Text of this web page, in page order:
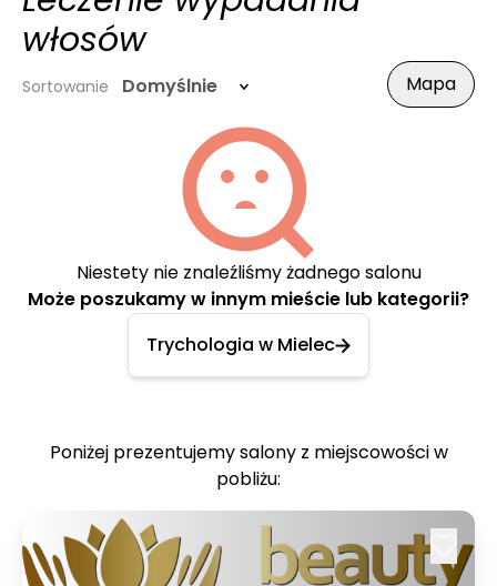
włosów
Sortowanie Domyślnie Mapa
Niestety nie znaleźliśmy żadnego salonu
Może poszukamy w innym mieście lub kategorii?
Trychologia w Mielec
Poniżej prezentujemy salony z miejscowości w
pobliżu: